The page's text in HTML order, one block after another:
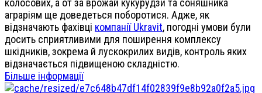
колосових, а от за врожай кукурудзи та соняшника
аграріям ще доведеться поборотися. Адже, як
відзначають фахівці компанії Ukravit, погодні умови були
досить сприятливими для поширення комплексу
шкідників, зокрема й лускокрилих видів, контроль яких
відзначається підвищеною складністю.
Більше інформації